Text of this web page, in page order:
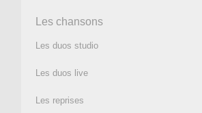
Les chansons
Les duos studio
Les duos live
Les reprises